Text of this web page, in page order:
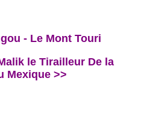
- Le Mont Touri
le Tirailleur De la
Mexique >>